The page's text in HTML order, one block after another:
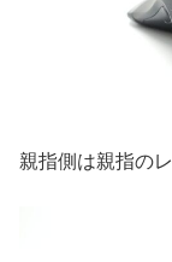
親指側は親指の